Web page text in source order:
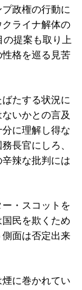
政権の行動に
ライナ解体の
提案も取り上
格を巡る見苦
たする状況に
いかとの言及
に理解し得な
長官にしろ、
辣な批判には
・スコットを
民を欺くため
面は否定出来
に巻かれてい